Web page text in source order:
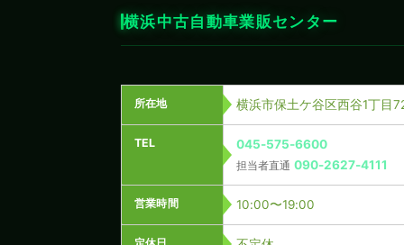
横浜中古自動車業販センター
所在地 横浜市保土ケ谷区西谷1丁目
TEL 045-575-6600
担当者直通 090-2627-4111
営業時間 10:00〜19:00